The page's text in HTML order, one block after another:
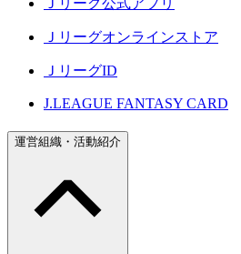
Ｊリーグオンラインストア
ＪリーグID
J.LEAGUE FANTASY CARD
運営組織・活動紹介